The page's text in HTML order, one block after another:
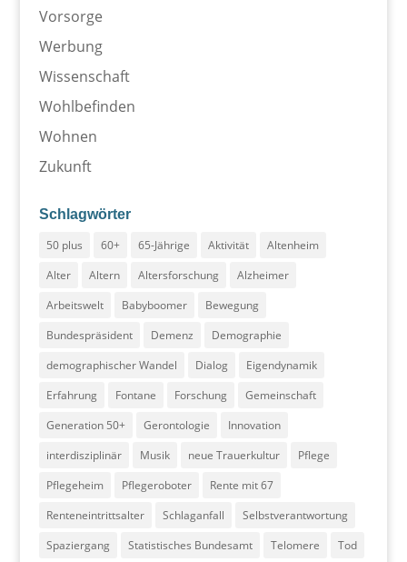
Vorsorge
Werbung
Wissenschaft
Wohlbefinden
Wohnen
Zukunft
Schlagwörter
50 plus
60+ 65-Jährige Aktivität
Altenheim
Alter
Altern Altersforschung
Alzheimer
Arbeitswelt
Babyboomer
Bewegung
Bundespräsident
Demenz
Demographie
demographischer Wandel
Dialog
Eigendynamik
Erfahrung
Fontane Forschung
Gemeinschaft
Generation 50+
Gerontologie
Innovation
interdisziplinär
Musik neue Trauerkultur
Pflege
Pflegeheim
Pflegeroboter
Rente mit 67
Renteneintrittsalter
Schlaganfall
Selbstverantwortung
Spaziergang
Statistisches Bundesamt Telomere Tod